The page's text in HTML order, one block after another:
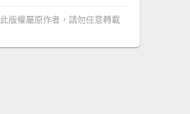
此版權屬原作者，請勿任意轉載